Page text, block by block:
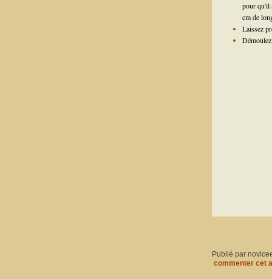
pour qu'il
cm de
Laissez
Publié par
commenter cet